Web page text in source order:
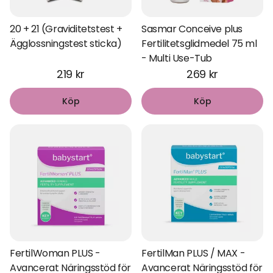
hos både kvinnor och män. Ge era kroppar den näring de
behöver för att öka chanserna.
Skapa de bästa förutsättningarna: Utforskaglidmedel som
väg. Varje detalj räknas när ni skapar de optimala
förhållandena.
Stöd och inspiration: Vi erbjuder mer än bara produkter. Här
Kom ihåg att ni inte är ensamma. Många par delar denna
dröm, och vi är här för att stötta er med kvalitetsprodukter
och kunskap. Ta första steget mot er framtida familj –
utforska vårt sortiment och låt oss vara en del av er resa.
20 + 21 (Graviditetstest +
Ägglossningstest sticka)
219 kr
Köp
Sasmar Conceive plus
Fertilitetsglidmedel 75 ml
- Multi Use-Tub
269 kr
Köp
FertilWoman PLUS -
Avancerat Näringsstöd för
FertilMan PLUS / MAX -
Avancerat Näringsstöd för